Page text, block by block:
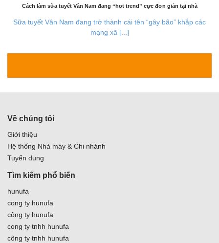
Cách làm sữa tuyết Vân Nam đang “hot trend” cực đơn giản tại nhà
Sữa tuyết Vân Nam đang trở thành cái tên “gây bão” khắp các
mạng xã [...]
Về chúng tôi
Giới thiệu
Hệ thống Nhà máy & Chi nhánh
Tuyển dụng
Tìm kiếm phổ biến
hunufa
cong ty hunufa
công ty hunufa
cong ty tnhh hunufa
công ty tnhh hunufa